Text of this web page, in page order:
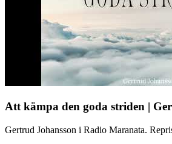
Att kämpa den goda striden |
Gertrud Johansson i Radio Maranata.